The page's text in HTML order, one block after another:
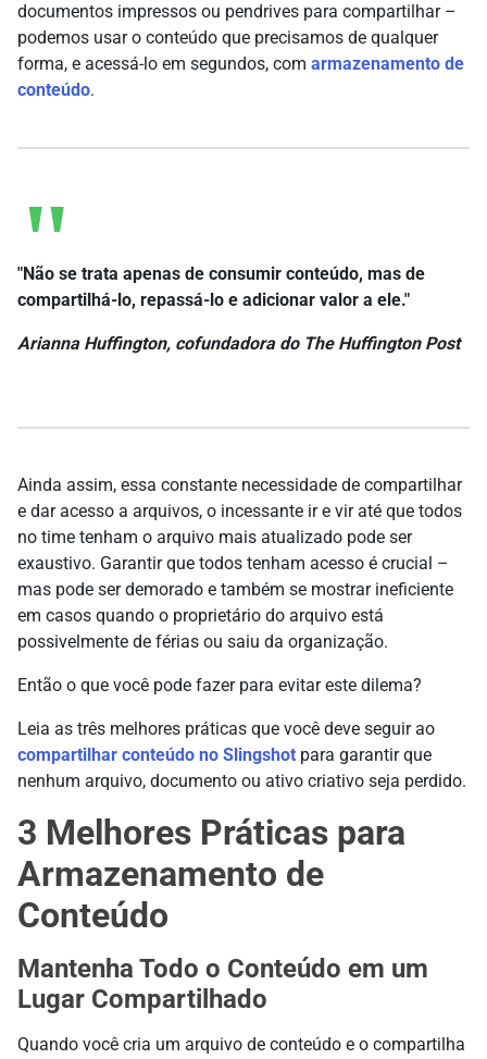
documentos impressos ou pendrives para compartilhar –
podemos usar o conteúdo que precisamos de qualquer
forma, e acessá-lo em segundos, com armazenamento de
conteúdo.
"Não se trata apenas de consumir conteúdo, mas de
compartilhá-lo, repassá-lo e adicionar valor a ele."
Arianna Huffington, cofundadora do The Huffington Post
Ainda assim, essa constante necessidade de compartilhar
e dar acesso a arquivos, o incessante ir e vir até que todos
no time tenham o arquivo mais atualizado pode ser
exaustivo. Garantir que todos tenham acesso é crucial –
mas pode ser demorado e também se mostrar ineficiente
em casos quando o proprietário do arquivo está
possivelmente de férias ou saiu da organização.
Então o que você pode fazer para evitar este dilema?
Leia as três melhores práticas que você deve seguir ao
compartilhar conteúdo no Slingshot para garantir que
nenhum arquivo, documento ou ativo criativo seja perdido.
3 Melhores Práticas para
Armazenamento de
Conteúdo
Mantenha Todo o Conteúdo em um
Lugar Compartilhado
Quando você cria um arquivo de conteúdo e o compartilha